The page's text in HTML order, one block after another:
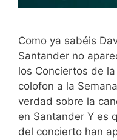
Como ya sabéis
Santander no
los Conciertos de
colofon a la
verdad sobre la
en Santander Y es
del concierto han